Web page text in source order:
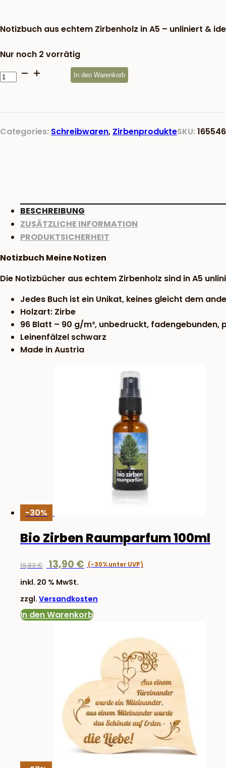
24,83 €
Notizbuch aus echtem Zirbenholz in A5 – unliniert &
Nur noch 2 vorrätig
Notizbuch
Meine
Menge
In den Warenkorb
Categories: Schreibwaren, ZirbenprodukteSKU:
BESCHREIBUNG
ZUSÄTZLICHE INFORMATION
PRODUKTSICHERHEIT
Notizbuch Meine Notizen
Die Notizbücher aus echtem Zirbenholz sind in A5
Jedes Buch ist ein Unikat, keines gleicht dem
Holzart: Zirbe
96 Blatt – 90 g/m², unbedruckt, fadengebunden,
Leinenfälzel schwarz
Made in Austria
-30%
Bio Zirben Raumparfum 100ml
19,83€
Ursprünglicher
war:
19,83 €
13,90 €
inkl. 20 % MwSt.
zzgl. Versandkosten
In den Warenkorb